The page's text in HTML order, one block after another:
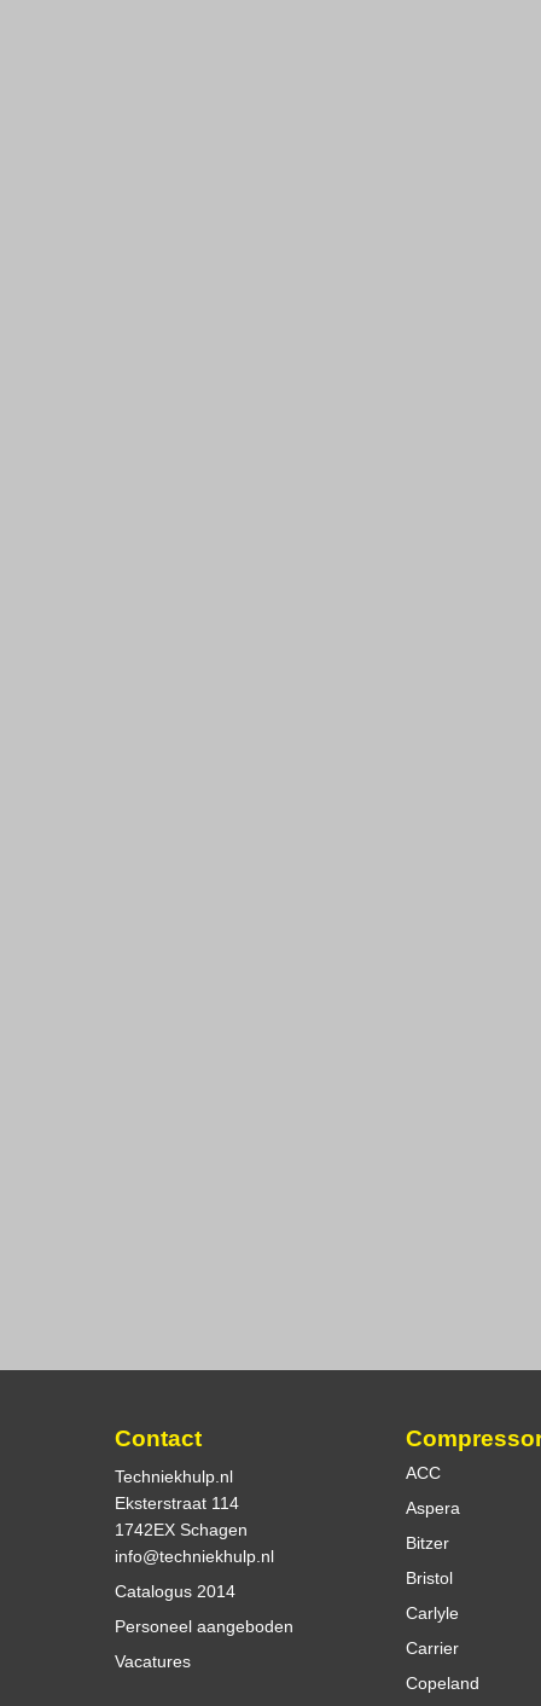
Contact
Techniekhulp.nl
Eksterstraat 114
1742EX Schagen
info@techniekhulp.nl
Catalogus 2014
Personeel aangeboden
Vacatures
ACC
Aspera
Bitzer
Bristol
Carlyle
Carrier
Copeland